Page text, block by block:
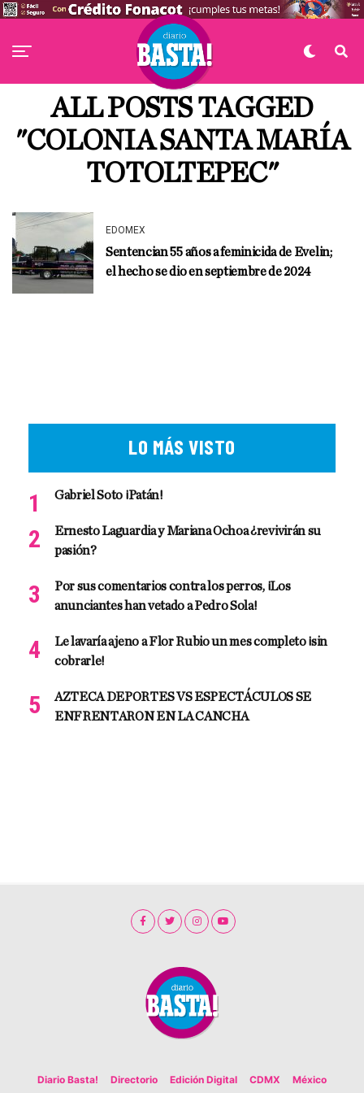
ALL POSTS TAGGED
"COLONIA SANTA MARÍA
TOTOLTEPEC"
EDOMEX
Sentencian 55 años a feminicida de Evelin;
el hecho se dio en septiembre de 2024
LO MÁS VISTO
Gabriel Soto ¡Patán!
Ernesto Laguardia y Mariana Ochoa ¿revivirán su
pasión?
Por sus comentarios contra los perros, ¡Los
anunciantes han vetado a Pedro Sola!
Le lavaría ajeno a Flor Rubio un mes completo ¡sin
cobrarle!
AZTECA DEPORTES VS ESPECTÁCULOS SE
ENFRENTARON EN LA CANCHA
Diario Basta! Directorio Edición Digital CDMX México